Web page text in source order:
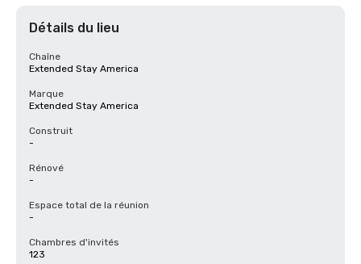
Détails du lieu
Chaîne
Extended Stay America
Marque
Extended Stay America
Construit
-
Rénové
-
Espace total de la réunion
-
Chambres d'invités
123